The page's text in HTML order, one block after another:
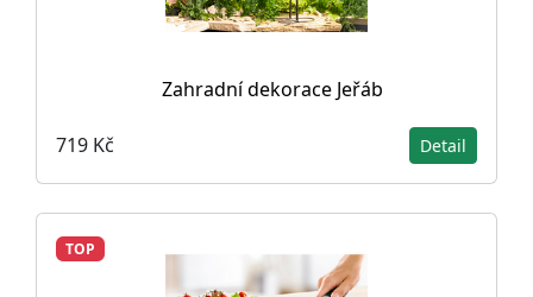
Zahradní dekorace Jeřáb
719 Kč Detail
TOP